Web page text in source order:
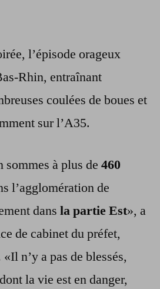
l’épisode orageux
Rhin, entraînant
coulées de boues et
sur l’A35.
à plus de 460
l’agglomération de
dans la partie Est», a
de cabinet du préfet,
n’y a pas de blessés,
la vie est en danger,